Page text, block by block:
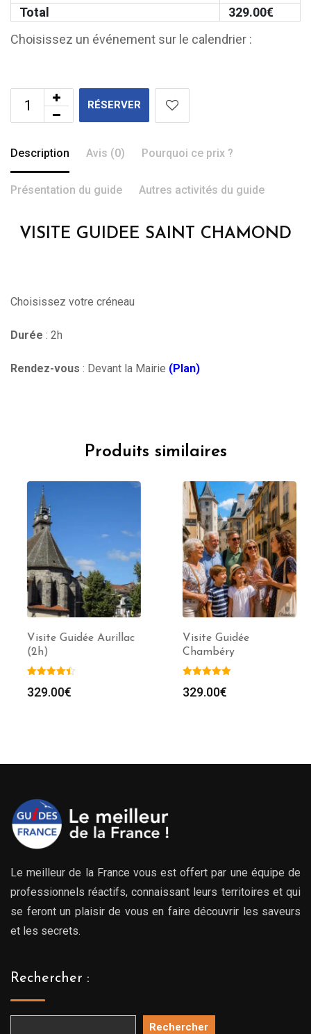
Total
329.00€
Choisissez un événement sur le calendrier :
RÉSERVER
Description Avis (0) Pourquoi ce prix ?
Présentation du guide Autres activités du guide
VISITE GUIDEE SAINT CHAMOND
Choisissez votre créneau
Durée : 2h
Rendez-vous : Devant la Mairie (Plan)
Produits similaires
Visite Guidée Aurillac
(2h)
329.00€
Visite Guidée
Chambéry
329.00€
Le meilleur de la France vous est offert par une équipe de
professionnels réactifs, connaissant leurs territoires et qui
se feront un plaisir de vous en faire découvrir les saveurs
et les secrets.
Rechercher :
Rechercher